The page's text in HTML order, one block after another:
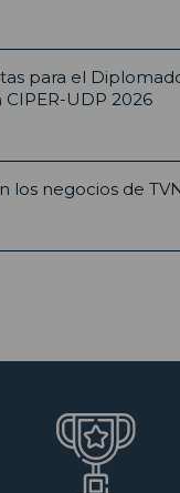
para el
UDP 2026
los negocios de